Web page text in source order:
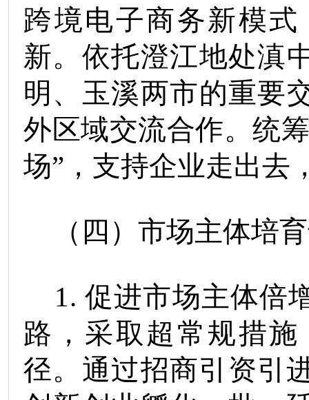
跨境电子商务新模
新。 依托澄江地处滇
明、玉溪两市的重要
外区域交流合作。统
场”，支持企业走出去
（四）市场主体培育
1.促进市场主体倍
路，采取超常规措
径。通过招商引资引